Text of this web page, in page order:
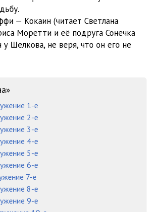
— Кокаин (читает Светлана
Моретти и её подруга Сонечка
Шелкова, не веря, что он его не
1-е
2-е
3-е
4-е
5-е
6-е
7-е
8-е
9-е